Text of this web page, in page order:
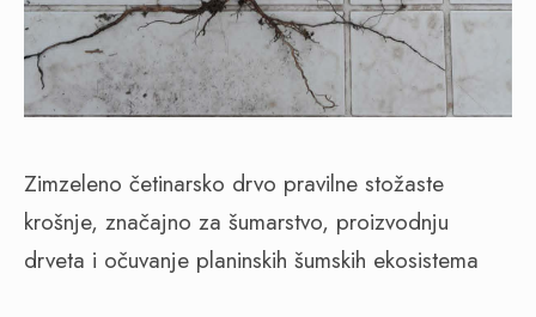
Zimzeleno četinarsko drvo pravilne stožaste
krošnje, značajno za šumarstvo, proizvodnju
drveta i očuvanje planinskih šumskih ekosistema